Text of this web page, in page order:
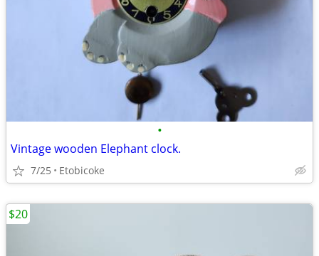
•
Vintage wooden Elephant clock.
7/25 Etobicoke
$20